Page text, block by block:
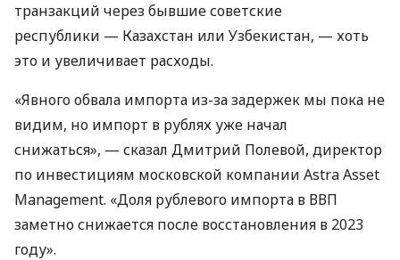
транзакций через бывшие советские
республики — Казахстан или Узбекистан, — хоть
это и увеличивает расходы.
«Явного обвала импорта из-за задержек мы пока не
видим, но импорт в рублях уже начал
снижаться», — сказал Дмитрий Полевой, директор
по инвестициям московской компании Astra Asset
Management. «Доля рублевого импорта в ВВП
заметно снижается после восстановления в 2023
году».